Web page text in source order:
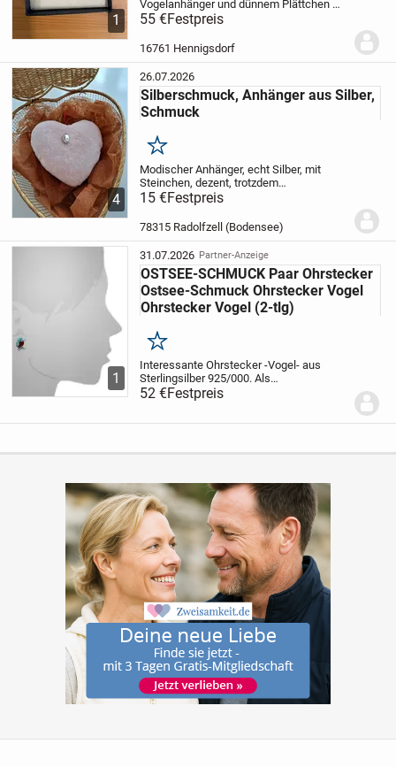
1
Vogelanhänger und dünnem Plättchen mit
Glitzerakzent NEU, M-XL.
beides bei 59€
Edelstahl (Allergiegetestet)
55 €Festpreis
16761 Hennigsdorf
4
26.07.2026
Silberschmuck, Anhänger aus Silber,
Schmuck
Merken
Modischer Anhänger, echt Silber, mit
Steinchen, dezent, trotzdem
ausdrucksstark, nicht wulstig, nur 1x
getragen, also neuwertig! Für Kette oder
Reif. Passt sowohl zu sportlicher, als
auch zu eleganter...
15 €Festpreis
78315 Radolfzell (Bodensee)
1
31.07.2026 Partner-Anzeige
OSTSEE-SCHMUCK Paar Ohrstecker
Ostsee-Schmuck Ohrstecker Vogel
Ohrstecker Vogel (2-tlg)
Merken
Interessante Ohrstecker -Vogel- aus
Sterlingsilber 925/000. Als
Schmucksteine sind Bernstein und rek.
Türkis verwendet worden.
52 €Festpreis